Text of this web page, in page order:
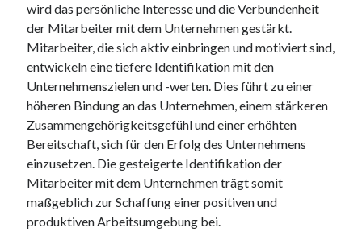
wird das persönliche Interesse und die Verbundenheit
der Mitarbeiter mit dem Unternehmen gestärkt.
Mitarbeiter, die sich aktiv einbringen und motiviert sind,
entwickeln eine tiefere Identifikation mit den
Unternehmenszielen und -werten. Dies führt zu einer
höheren Bindung an das Unternehmen, einem stärkeren
Zusammengehörigkeitsgefühl und einer erhöhten
Bereitschaft, sich für den Erfolg des Unternehmens
einzusetzen. Die gesteigerte Identifikation der
Mitarbeiter mit dem Unternehmen trägt somit
maßgeblich zur Schaffung einer positiven und
produktiven Arbeitsumgebung bei.